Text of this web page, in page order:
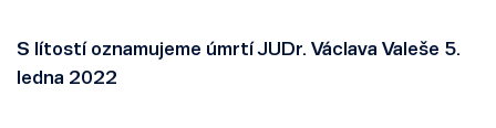
S lítostí oznamujeme úmrtí JUDr. Václava Valeše 5.
ledna 2022